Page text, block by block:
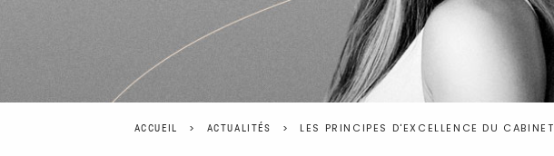
ACCUEIL ACTUALITÉS LES PRINCIPES D'EXCELLENCE DU CABINET